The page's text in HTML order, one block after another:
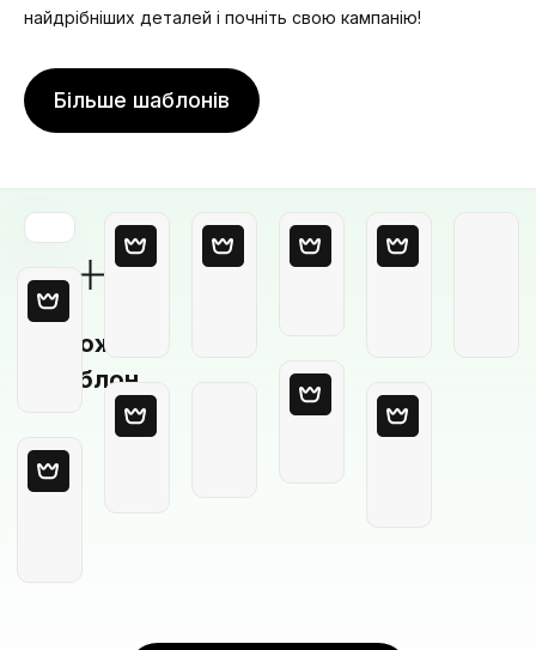
найдрібніших деталей і почніть свою кампанію!
Більше шаблонів
Порожній
шаблон